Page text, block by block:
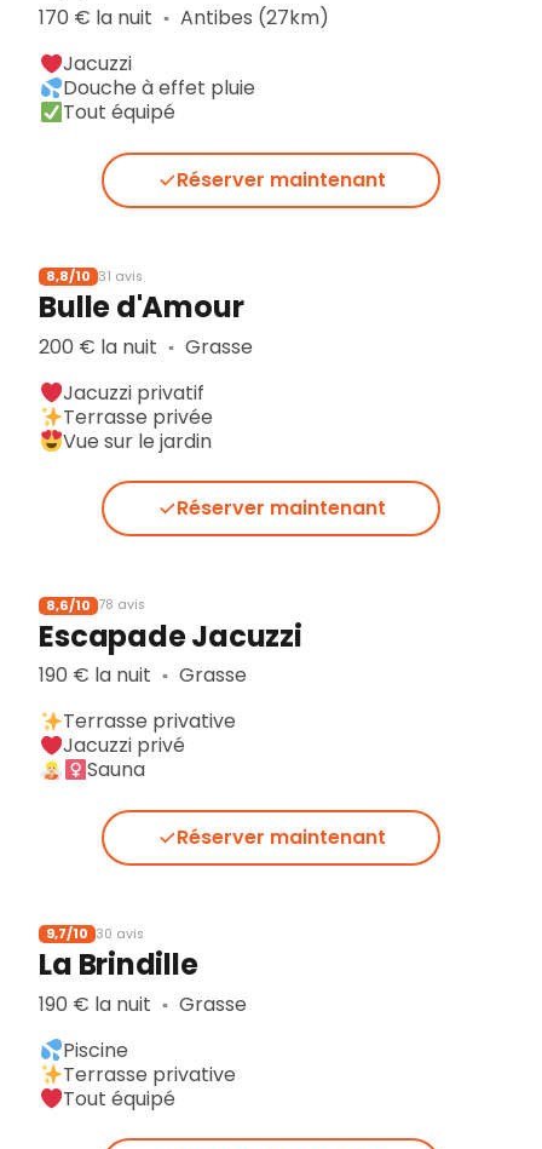
170 € la nuit ▪︎ Antibes (27km)
Jacuzzi
Douche à effet pluie
Tout équipé
Réserver maintenant
8,8/10 31 avis
Bulle d'Amour
200 € la nuit ▪︎ Grasse
Jacuzzi privatif
Terrasse privée
Vue sur le jardin
Réserver maintenant
8,6/10 78 avis
Escapade Jacuzzi
190 € la nuit ▪︎ Grasse
Terrasse privative
Jacuzzi privé
Sauna
Réserver maintenant
9,7/10 30 avis
La Brindille
190 € la nuit ▪︎ Grasse
Piscine
Terrasse privative
Tout équipé